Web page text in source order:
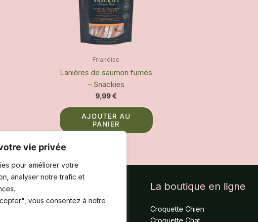
vie privée
pour améliorer votre
analyser notre trafic et
vous consentez à notre
Friandise
Lanières de saumon fumés
– Snackies
9,99€
AJOUTER AU
PANIER
La boutique en ligne
Croquette Chien
Croquette Chat